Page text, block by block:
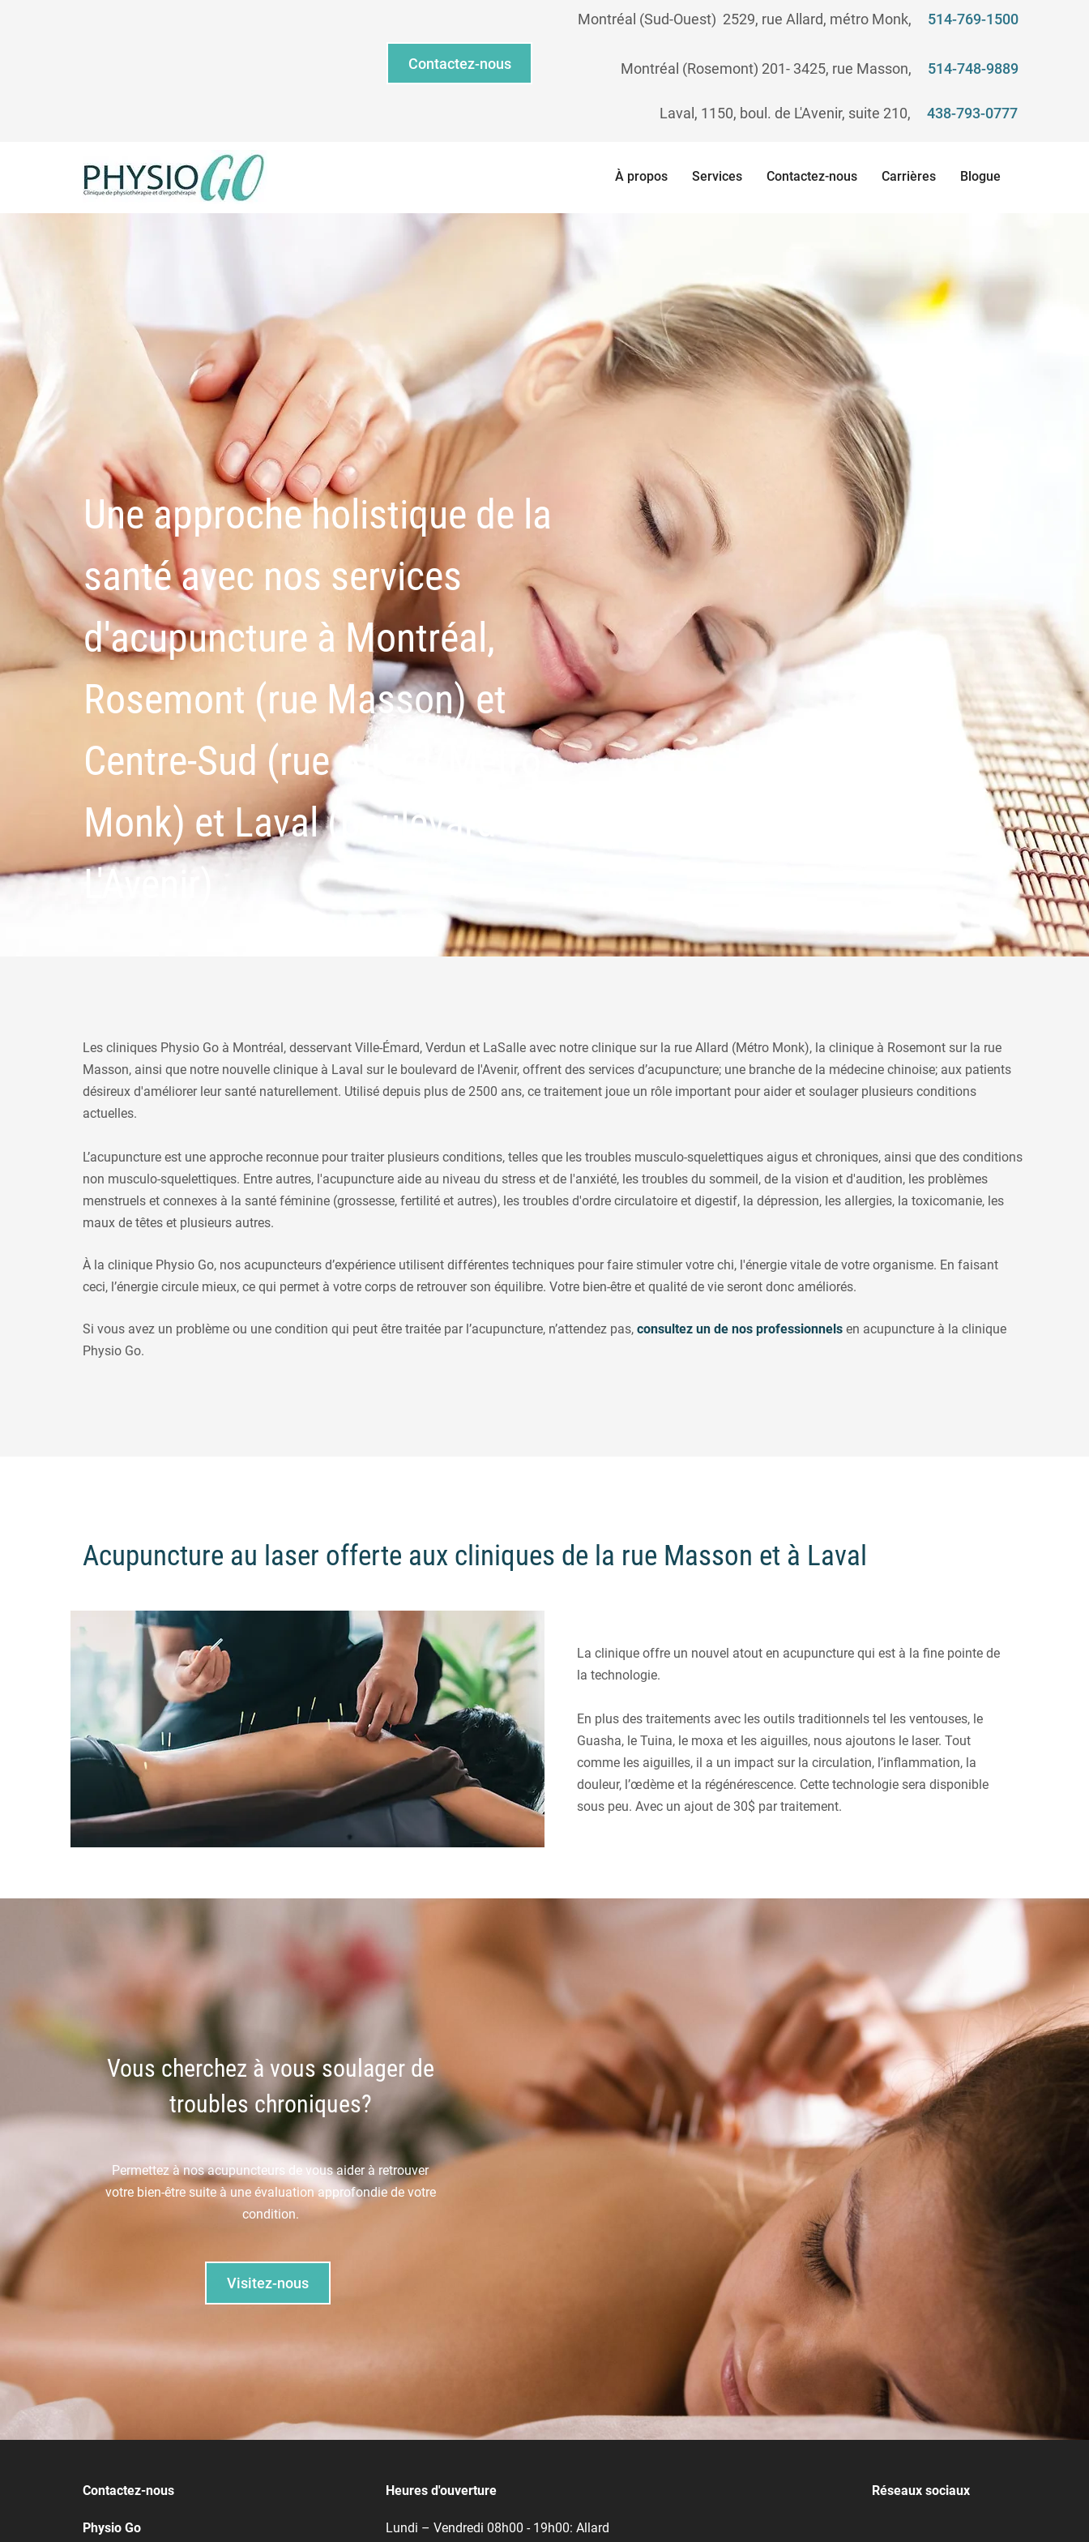
Contactez-nous
Montréal (Sud-Ouest) ​ 2529, rue Allard, métro Monk, 514-769-1500
Montréal (Rosemont) 201- 3425, rue Masson, ​ 514-748-9889
Laval, 1150, boul. de L'Avenir, suite 210, ​ 438-793-0777
À propos Services Contactez-nous Carrières Blogue
Une approche holistique de la
santé avec nos services
d'acupuncture à Montréal,
Rosemont (rue Masson) et
Centre-Sud (rue Allard/Métro
Monk) et Laval (boulevard de
L'Avenir)
Les cliniques Physio Go à Montréal, desservant Ville-Émard, Verdun et LaSalle avec notre clinique sur la rue Allard (Métro Monk), la clinique à Rosemont sur la rue
Masson, ainsi que notre nouvelle clinique à Laval sur le boulevard de l'Avenir, offrent des services d’acupuncture; une branche de la médecine chinoise; aux patients
désireux d'améliorer leur santé naturellement. Utilisé depuis plus de 2500 ans, ce traitement joue un rôle important pour aider et soulager plusieurs conditions
actuelles.
L’acupuncture est une approche reconnue pour traiter plusieurs conditions, telles que les troubles musculo-squelettiques aigus et chroniques, ainsi que des conditions
non musculo-squelettiques. Entre autres, l'acupuncture aide au niveau du stress et de l'anxiété, les troubles du sommeil, de la vision et d'audition, les problèmes
menstruels et connexes à la santé féminine (grossesse, fertilité et autres), les troubles d'ordre circulatoire et digestif, la dépression, les allergies, la toxicomanie, les
maux de têtes et plusieurs autres.
À la clinique Physio Go, nos acupuncteurs d’expérience utilisent différentes techniques pour faire stimuler votre chi, l'énergie vitale de votre organisme. En faisant
ceci, l’énergie circule mieux, ce qui permet à votre corps de retrouver son équilibre. Votre bien-être et qualité de vie seront donc améliorés.
Si vous avez un problème ou une condition qui peut être traitée par l’acupuncture, n’attendez pas, consultez un de nos professionnels en acupuncture à la clinique
Physio Go.
Acupuncture au laser offerte aux cliniques de la rue Masson et à Laval
La clinique offre un nouvel atout en acupuncture qui est à la fine pointe de
la technologie.
En plus des traitements avec les outils traditionnels tel les ventouses, le
Guasha, le Tuina, le moxa et les aiguilles, nous ajoutons le laser. Tout
comme les aiguilles, il a un impact sur la circulation, l’inflammation, la
douleur, l’œdème et la régénérescence. Cette technologie sera disponible
sous peu. Avec un ajout de 30$ par traitement.
Vous cherchez à vous soulager de
troubles chroniques?
Permettez à nos acupuncteurs de vous aider à retrouver
votre bien-être suite à une évaluation approfondie de votre
condition.
Visitez-nous
Contactez-nous
Physio Go
Heures d'ouverture
Lundi – Vendredi 08h00 - 19h00: Allard
Réseaux sociaux